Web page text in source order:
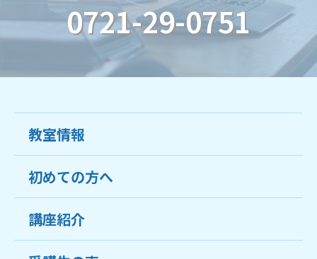
0721-29-0751
教室情報
教室について
受講生の声
初めての方へ
ココがおすすめ
講座紹介